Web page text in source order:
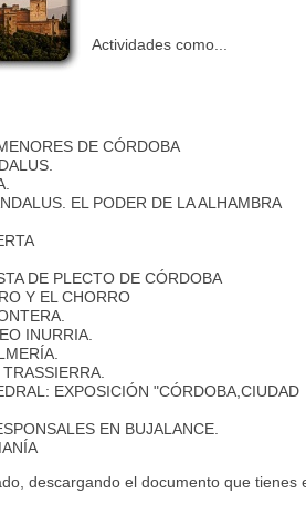
Actividades como...
DE CÓRDOBA
EL PODER DE LA ALHAMBRA
DE PLECTO DE CÓRDOBA
Y EL CHORRO
INURRIA.
EXPOSICIÓN "CÓRDOBA,CIUDAD
EN BUJALANCE.
descargando el documento que tienes